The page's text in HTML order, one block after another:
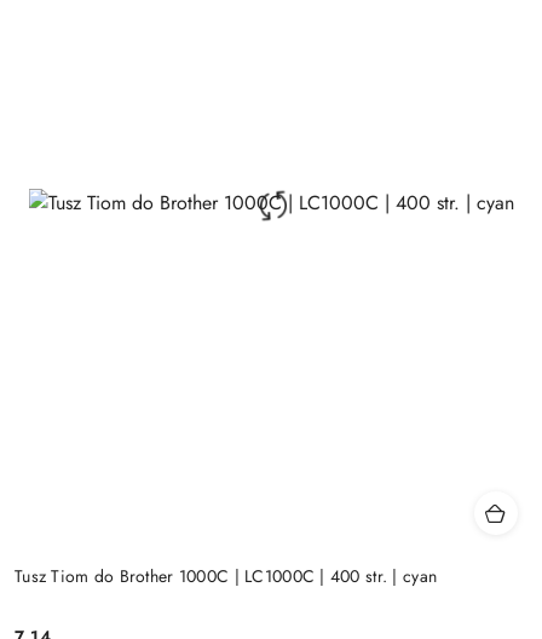
Tusz Tiom do Brother 1000C | LC1000C | 400 str. | cyan